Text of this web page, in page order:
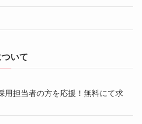
いて
用担当者の方を応援！無料にて求